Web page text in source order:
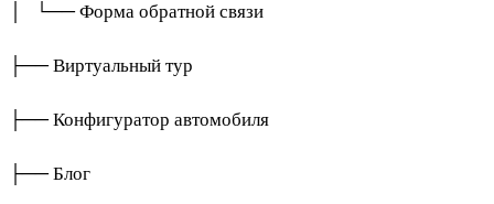
│ └── Форма обратной связи
├── Виртуальный тур
├── Конфигуратор автомобиля
├── Блог